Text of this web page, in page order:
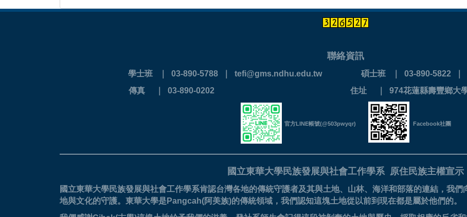
聯絡資訊
學士班 ｜ 03-890-5788 ｜ tefi@gms.ndhu.edu.tw 碩士班 ｜ 03-890-5822
傳真 ｜ 03-890-0202 住址 ｜ 974花蓮縣壽豐鄉大
官方LINE帳號(@503pwyqr) Facebook社團
國立東華大學民族發展與社會工作學系 原住民族主權宣示
國立東華大學民族發展與社會工作學系肯認台灣各地的傳統守護者及其與土地、山林、海洋和部落的連結，我
地與文化的守護。 東華大學是Pangcah(阿美族)的傳統領域，我們認知這塊土地從以前到現在都是屬於他們的。